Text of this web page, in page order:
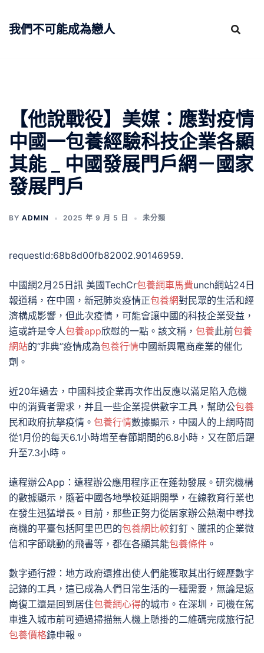
我們不可能成為戀人
​【他說戰役】美媒：應對疫情
中國一包養經驗科技企業各顯
其能 _ 中國發展門戶網－國家
發展門戶
BY ADMIN 2025 年 9 月 5 日 未分類
requestId:68b8d00fb82002.90146959.
中國網2月25日訊 美國TechCr包養網車馬費unch網站24日
報道稱，在中國，新冠肺炎疫情正包養網對民眾的生活和經
濟構成影響，但此次疫情，可能會讓中國的科技企業受益，
這或許是令人包養app欣慰的一點。該文稱， 包養此前包養
網站的“非典”疫情成為包養行情中國新興電商產業的催化
劑。
近20年過去，中國科技企業再次作出反應以滿足陷入危機
中的消費者需求，并且一些企業提供數字工具，幫助公包養
民和政府抗擊疫情。 包養行情數據顯示，中國人的上網時間
從1月份的每天6.1小時增至春節期間的6.8小時，又在節后躍
升至7.3小時。
遠程辦公App：遠程辦公應用程序正在蓬勃發展。研究機構
的數據顯示，隨著中國各地學校延期開學，在線教育行業也
在發生迅猛增長。目前，那些正努力從居家辦公熱潮中尋找
商機的平臺包括阿里巴巴的包養網比較釘釘、騰訊的企業微
信和字節跳動的飛書等，都在各顯其能包養條件 。
數字通行證：地方政府還推出使人們能獲取其出行經歷數字
記錄的工具，這已成為人們日常生活的一種需要，無論是返
崗復工還是回到居住包養網心得的城市。在深圳，司機在駕
車進入城市前可通過掃描無人機上懸掛的二維碼完成旅行記
包養價格錄申報。